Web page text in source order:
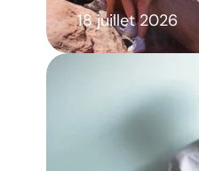
18 juillet 2026